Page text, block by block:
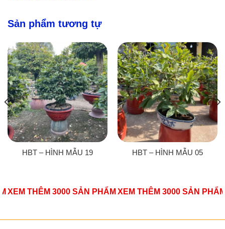
Sản phẩm tương tự
HBT – HÌNH MẪU 19
XEM THÊM 3000 SẢN PHẨM
HBT – HÌNH MẪU 05
XEM THÊM 3000 SẢN